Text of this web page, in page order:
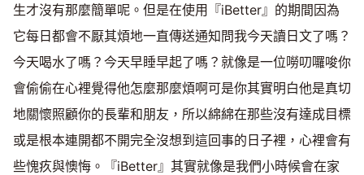
生才沒有那麼簡單呢。但是在使用『iBetter』的期間因為
它每日都會不厭其煩地一直傳送通知問我今天讀日文了嗎？
今天喝水了嗎？今天早睡早起了嗎？就像是一位嘮叨囉唆你
會偷偷在心裡覺得他怎麼那麼煩啊可是你其實明白他是真切
地關懷照顧你的長輩和朋友，所以綿綿在那些沒有達成目標
或是根本連開都不開完全沒想到這回事的日子裡，心裡會有
些愧疚與懊悔。『iBetter』其實就像是我們小時候會在家